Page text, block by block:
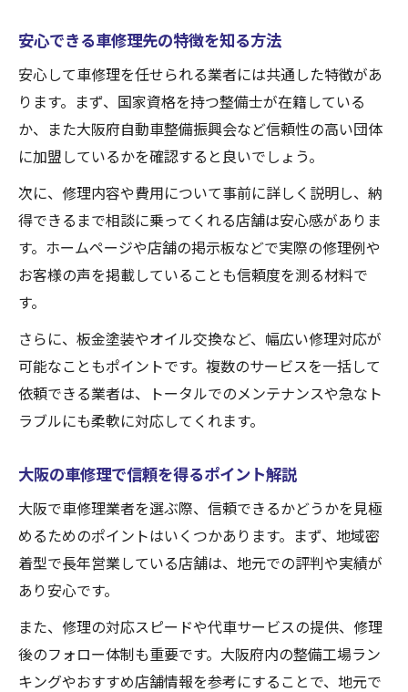
信頼できる車修理先を見極めるコツ
車修理で信頼を得る業者の特徴を解説
大阪の車修理で安心できる選び方とは
口コミで分かる車修理業者の選定基準
大阪エリア車修理のトラブル回避術
車修理でトラブルを防ぐ事前対策の重要性
車修理依頼時に知っておきたい交渉の工夫
車修理でよくあるトラブル事例と回避法
車修理の契約・保証内容の確認ポイント
安心できる車修理先の特徴を知る方法
安心して車修理を任せられる業者には共通した特徴があ
ります。まず、国家資格を持つ整備士が在籍している
か、また大阪府自動車整備振興会など信頼性の高い団体
に加盟しているかを確認すると良いでしょう。
次に、修理内容や費用について事前に詳しく説明し、納
得できるまで相談に乗ってくれる店舗は安心感がありま
す。ホームページや店舗の掲示板などで実際の修理例や
お客様の声を掲載していることも信頼度を測る材料で
す。
さらに、板金塗装やオイル交換など、幅広い修理対応が
可能なこともポイントです。複数のサービスを一括して
依頼できる業者は、トータルでのメンテナンスや急なト
ラブルにも柔軟に対応してくれます。
大阪の車修理で信頼を得るポイント解説
大阪で車修理業者を選ぶ際、信頼できるかどうかを見極
めるためのポイントはいくつかあります。まず、地域密
着型で長年営業している店舗は、地元での評判や実績が
あり安心です。
また、修理の対応スピードや代車サービスの提供、修理
後のフォロー体制も重要です。大阪府内の整備工場ラン
キングやおすすめ店舗情報を参考にすることで、地元で